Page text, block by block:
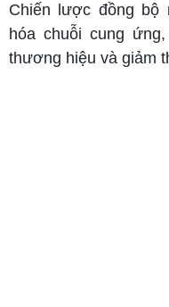
Chiến lược đồng bộ
hóa chuỗi cung
thương hiệu và giảm